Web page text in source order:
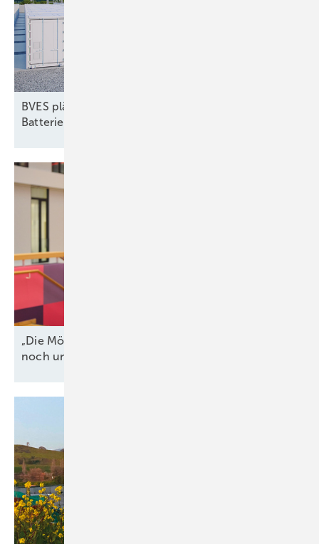
BVES plädiert für dynamische Netzentgelte für
Batteriespeicher
„Die Möglichkeiten der Flexibilisierung werden oft
noch unterschätzt